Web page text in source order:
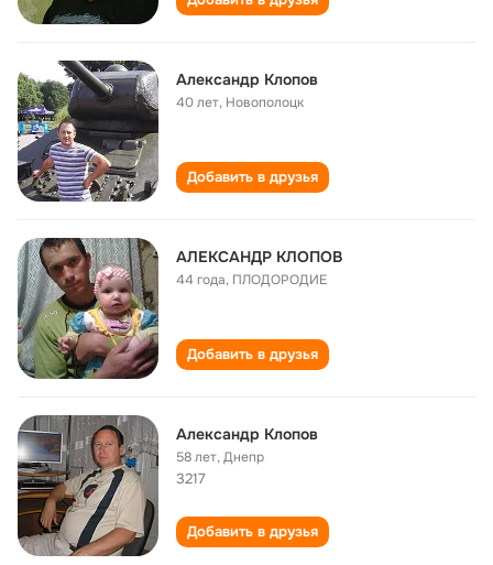
Александр Клопов
40 лет, Новополоцк
Добавить в друзья
АЛЕКСАНДР КЛОПОВ
44 года, ПЛОДОРОДИЕ
Добавить в друзья
Александр Клопов
58 лет,Днепр
3217
Добавить в друзья